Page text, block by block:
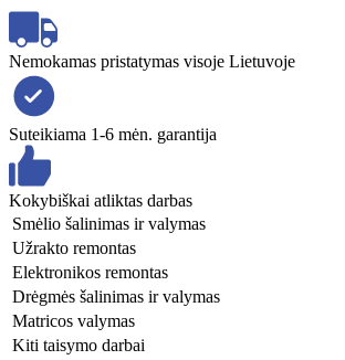
Nemokamas pristatymas visoje Lietuvoje
Suteikiama 1-6 mėn. garantija
Kokybiškai atliktas darbas
Smėlio šalinimas ir valymas
Užrakto remontas
Elektronikos remontas
Drėgmės šalinimas ir valymas
Matricos valymas
Kiti taisymo darbai